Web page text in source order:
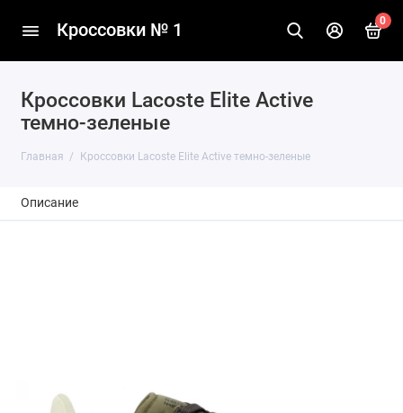
Кроссовки № 1 0
Кроссовки Lacoste Elite Active
темно-зеленые
Главная Кроссовки Lacoste Elite Active темно-зеленые
Описание